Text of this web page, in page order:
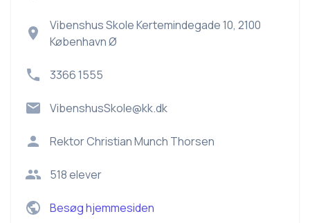
Vibenshus Skole Kertemindegade 10, 2100
København Ø
3366 1555
VibenshusSkole@kk.dk
RektorChristian Munch Thorsen
518elever
Besøg hjemmesiden